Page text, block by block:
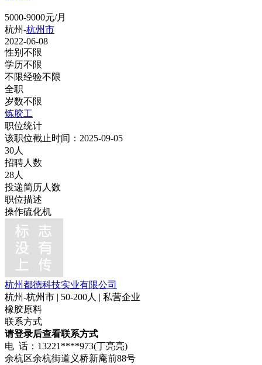
5000-9000元/月
杭州-杭州市
2022-06-08
性别不限
学历不限
不限经验不限
全职
岁数不限
炼胶工
职位统计
该职位截止时间：2025-09-05
30人
招聘人数
28人
投递简历人数
职位描述
操作硫化机
杭州都德科技实业有限公司
杭州-杭州市 | 50-200人 | 私营企业
橡胶原料
联系方式
请登录后查看联系方式
电 话：13221****973(丁亮亮)
余杭区余杭街道义桥新庵前88号